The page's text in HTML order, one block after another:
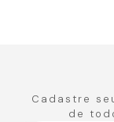
Cadastre
de